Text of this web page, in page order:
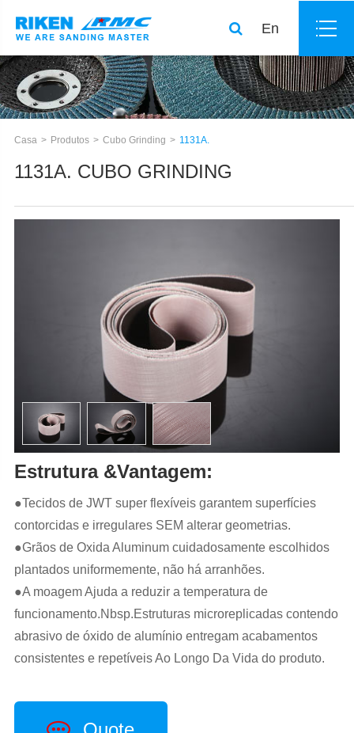
En
Casa Produtos Cubo Grinding 1131A.
1131A. CUBO GRINDING
Estrutura &Vantagem:
●Tecidos de JWT super flexíveis garantem superfícies
contorcidas e irregulares SEM alterar geometrias.
●Grãos de Oxida Aluminum cuidadosamente escolhidos
plantados uniformemente, não há arranhões.
●A moagem Ajuda a reduzir a temperatura de
funcionamento.Nbsp.Estruturas microreplicadas contendo
abrasivo de óxido de alumínio entregam acabamentos
consistentes e repetíveis Ao Longo Da Vida do produto.